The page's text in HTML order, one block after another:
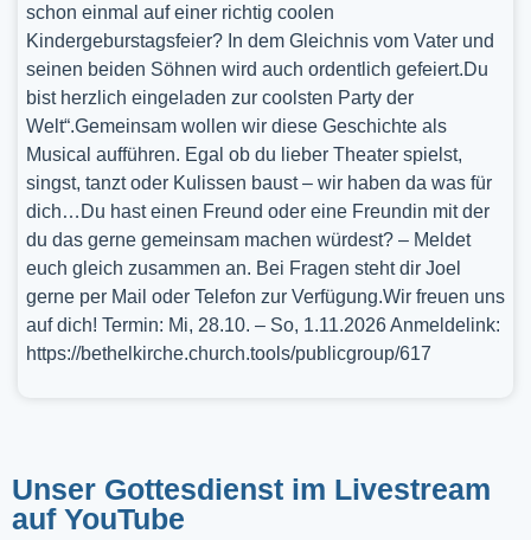
schon einmal auf einer richtig coolen
Kindergeburstagsfeier? In dem Gleichnis vom Vater und
seinen beiden Söhnen wird auch ordentlich gefeiert.Du
bist herzlich eingeladen zur coolsten Party der
Welt“.Gemeinsam wollen wir diese Geschichte als
Musical aufführen. Egal ob du lieber Theater spielst,
singst, tanzt oder Kulissen baust – wir haben da was für
dich…Du hast einen Freund oder eine Freundin mit der
du das gerne gemeinsam machen würdest? – Meldet
euch gleich zusammen an. Bei Fragen steht dir Joel
gerne per Mail oder Telefon zur Verfügung.Wir freuen uns
auf dich! Termin: Mi, 28.10. – So, 1.11.2026 Anmeldelink:
https://bethelkirche.church.tools/publicgroup/617
Unser Gottesdienst im Livestream
auf YouTube